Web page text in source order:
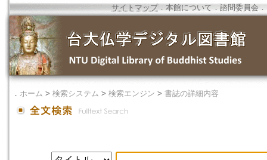
サイトマップ．本館について ． 諮問委員会 ．
． ホーム > 検索システム > 検索エンジン > 書誌の詳細内容